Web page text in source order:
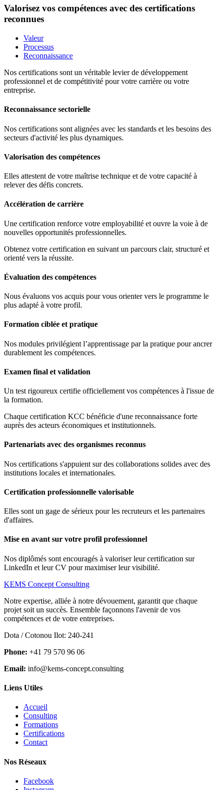
Valorisez vos compétences avec des certifications
reconnues
Valeur
Processus
Reconnaissance
Nos certifications sont un véritable levier de développement
professionnel et de compétitivité pour votre carrière ou votre
entreprise.
Reconnaissance sectorielle
Nos certifications sont alignées avec les standards et les besoins des
secteurs d'activité les plus dynamiques.
Valorisation des compétences
Elles attestent de votre maîtrise technique et de votre capacité à
relever des défis concrets.
Accélération de carrière
Une certification renforce votre employabilité et ouvre la voie à de
nouvelles opportunités professionnelles.
Obtenez votre certification en suivant un parcours clair, structuré et
orienté vers la réussite.
Évaluation des compétences
Nous évaluons vos acquis pour vous orienter vers le programme le
plus adapté à votre profil.
Formation ciblée et pratique
Nos modules privilégient l’apprentissage par la pratique pour ancrer
durablement les compétences.
Examen final et validation
Un test rigoureux certifie officiellement vos compétences à l'issue de
la formation.
Chaque certification KCC bénéficie d'une reconnaissance forte
auprès des acteurs économiques et institutionnels.
Partenariats avec des organismes reconnus
Nos certifications s'appuient sur des collaborations solides avec des
institutions locales et internationales.
Certification professionnelle valorisable
Elles sont un gage de sérieux pour les recruteurs et les partenaires
d'affaires.
Mise en avant sur votre profil professionnel
Nos diplômés sont encouragés à valoriser leur certification sur
LinkedIn et leur CV pour maximiser leur visibilité.
KEMS Concept Consulting
Notre expertise, alliée à notre dévouement, garantit que chaque
projet soit un succès. Ensemble façonnons l'avenir de vos
compétences et de votre entreprises.
Dota / Cotonou Ilot: 240-241
Phone: +41 79 570 96 06
Email: info@kems-concept.consulting
Liens Utiles
Accueil
Consulting
Formations
Certifications
Contact
Nos Réseaux
Facebook